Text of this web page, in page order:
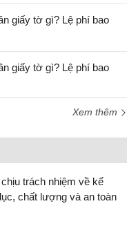
giấy tờ gì? Lệ phí bao
giấy tờ gì? Lệ phí bao
Xem thêm
trách nhiệm về kế
chất lượng và an toàn